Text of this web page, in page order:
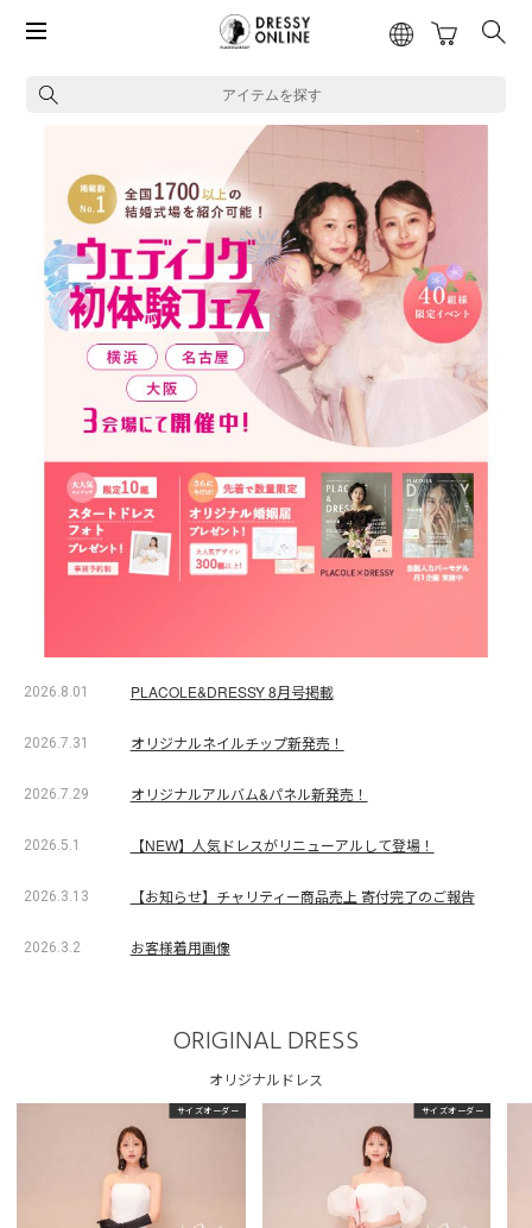
アイテムを探す
2026.8.01 PLACOLE&DRESSY 8月号掲載
2026.7.31 オリジナルネイルチップ新発売！
2026.7.29 オリジナルアルバム&パネル新発売！
2026.5.1 【NEW】人気ドレスがリニューアルして登場！
2026.3.13 【お知らせ】チャリティー商品売上 寄付完了のご報告
2026.3.2 お客様着用画像
ORIGINAL DRESS
オリジナルドレス
サイズオーダー サイズオーダー